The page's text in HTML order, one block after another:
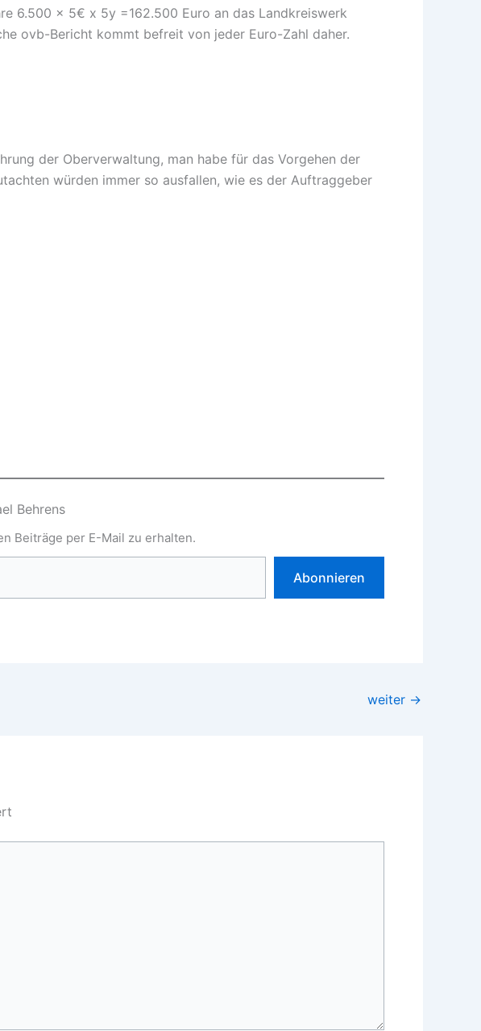
6.500 x 5€ x 5y =162.500 Euro an das Landkreiswerk
ovb-Bericht kommt befreit von jeder Euro-Zahl daher.
der Oberverwaltung, man habe für das Vorgehen der
würden immer so ausfallen, wie es der Auftraggeber
Behrens
Beiträge per E-Mail zu erhalten.
Abonnieren
weiter →